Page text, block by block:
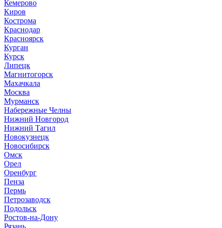
Кемерово
Киров
Кострома
Краснодар
Красноярск
Курган
Курск
Липецк
Магнитогорск
Махачкала
Москва
Мурманск
Набережные Челны
Нижний Новгород
Нижний Тагил
Новокузнецк
Новосибирск
Омск
Орел
Оренбург
Пенза
Пермь
Петрозаводск
Подольск
Ростов-на-Дону
Рязань